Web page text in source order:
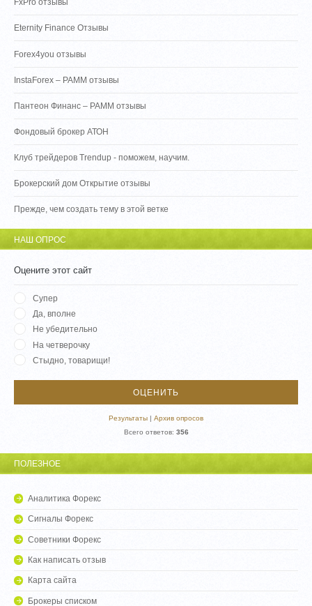
FxPro отзывы
Eternity Finance Отзывы
Forex4you отзывы
InstaForex – PAMM отзывы
Пантеон Финанс – PAMM отзывы
Фондовый брокер АТОН
Клуб трейдеров Trendup - поможем, научим.
Брокерский дом Открытие отзывы
Прежде, чем создать тему в этой ветке
НАШ ОПРОС
Оцените этот сайт
Супер
Да, вполне
Не убедительно
На четверочку
Стыдно, товарищи!
Результаты | Архив опросов
Всего ответов: 356
ПОЛЕЗНОЕ
Аналитика Форекс
Сигналы Форекс
Советники Форекс
Как написать отзыв
Карта сайта
Брокеры списком